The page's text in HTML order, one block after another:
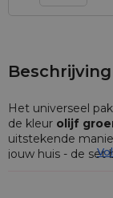
Beschrijving
Het universeel
de kleur olijf
uitstekende
jouw huis - de set